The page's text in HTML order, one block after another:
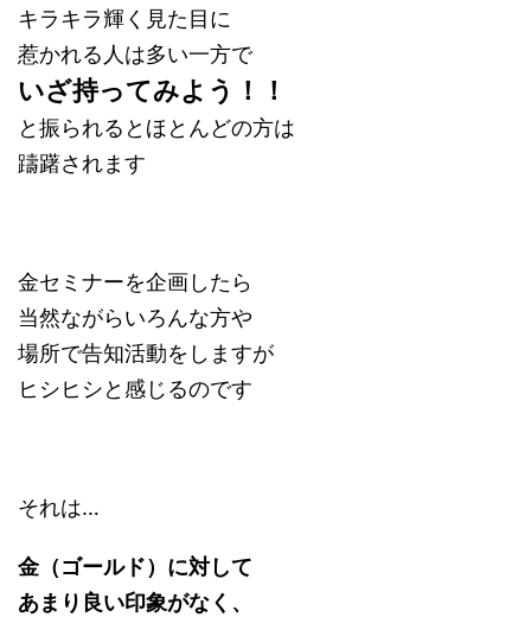
キラキラ輝く見た目に
惹かれる人は多い一方で
いざ持ってみよう！！
と振られるとほとんどの方は
躊躇されます
金セミナーを企画したら
当然ながらいろんな方や
場所で告知活動をしますが
ヒシヒシと感じるのです
それは…
金（ゴールド）に対して
あまり良い印象がなく、